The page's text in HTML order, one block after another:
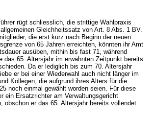
rügt schliesslich, die strittige Wahlpraxis
Gleichheitssatz von Art. 8 Abs. 1 BV.
die erst kurz nach Beginn der neuen
von 65 Jahren erreichten, könnten ihr Amt
ausüben, mithin bis fast 71, während
das 65. Altersjahr im erwähnten Zeitpunkt bereits
Da er lediglich bis zum 70. Altersjahr
er bei einer Wiederwahl auch nicht länger im
Kollegen, die aufgrund ihres Alters für die
noch einmal gewählt worden seien. Für diese
ein Ersatzrichter am Verwaltungsgericht
obschon er das 65. Altersjahr bereits vollendet